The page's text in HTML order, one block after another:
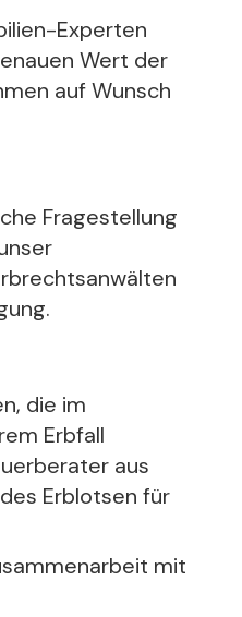
Experten
Wert der
auf Wunsch
Fragestellung
die im
Erbfall
aus
Erblotsen für
mit